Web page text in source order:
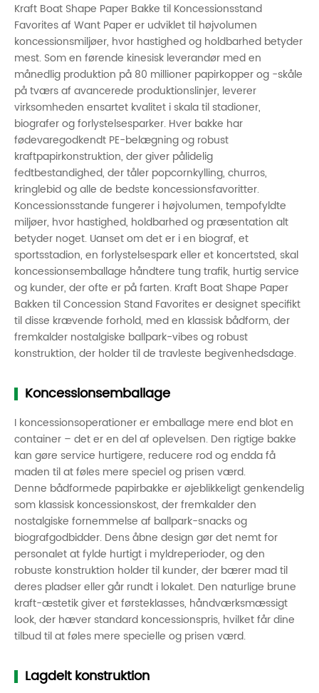
Kraft Boat Shape Paper Bakke til Koncessionsstand
Favorites af Want Paper er udviklet til højvolumen
koncessionsmiljøer, hvor hastighed og holdbarhed betyder
mest. Som en førende kinesisk leverandør med en
månedlig produktion på 80 millioner papirkopper og -skåle
på tværs af avancerede produktionslinjer, leverer
virksomheden ensartet kvalitet i skala til stadioner,
biografer og forlystelsesparker. Hver bakke har
fødevaregodkendt PE-belægning og robust
kraftpapirkonstruktion, der giver pålidelig
fedtbestandighed, der tåler popcornkylling, churros,
kringlebid og alle de bedste koncessionsfavoritter.
Koncessionsstande fungerer i højvolumen, tempofyldte
miljøer, hvor hastighed, holdbarhed og præsentation alt
betyder noget. Uanset om det er i en biograf, et
sportsstadion, en forlystelsespark eller et koncertsted, skal
koncessionsemballage håndtere tung trafik, hurtig service
og kunder, der ofte er på farten. Kraft Boat Shape Paper
Bakken til Concession Stand Favorites er designet specifikt
til disse krævende forhold, med en klassisk bådform, der
fremkalder nostalgiske ballpark-vibes og robust
konstruktion, der holder til de travleste begivenhedsdage.
Koncessionsemballage
I koncessionsoperationer er emballage mere end blot en
container – det er en del af oplevelsen. Den rigtige bakke
kan gøre service hurtigere, reducere rod og endda få
maden til at føles mere speciel og prisen værd.
Denne bådformede papirbakke er øjeblikkeligt genkendelig
som klassisk koncessionskost, der fremkalder den
nostalgiske fornemmelse af ballpark-snacks og
biografgodbidder. Dens åbne design gør det nemt for
personalet at fylde hurtigt i myldreperioder, og den
robuste konstruktion holder til kunder, der bærer mad til
deres pladser eller går rundt i lokalet. Den naturlige brune
kraft-æstetik giver et førsteklasses, håndværksmæssigt
look, der hæver standard koncessionspris, hvilket får dine
tilbud til at føles mere specielle og prisen værd.
Lagdelt konstruktion